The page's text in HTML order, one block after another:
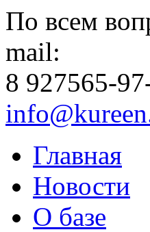
По всем
mail:
8 927565-
Главная
Новости
О базе